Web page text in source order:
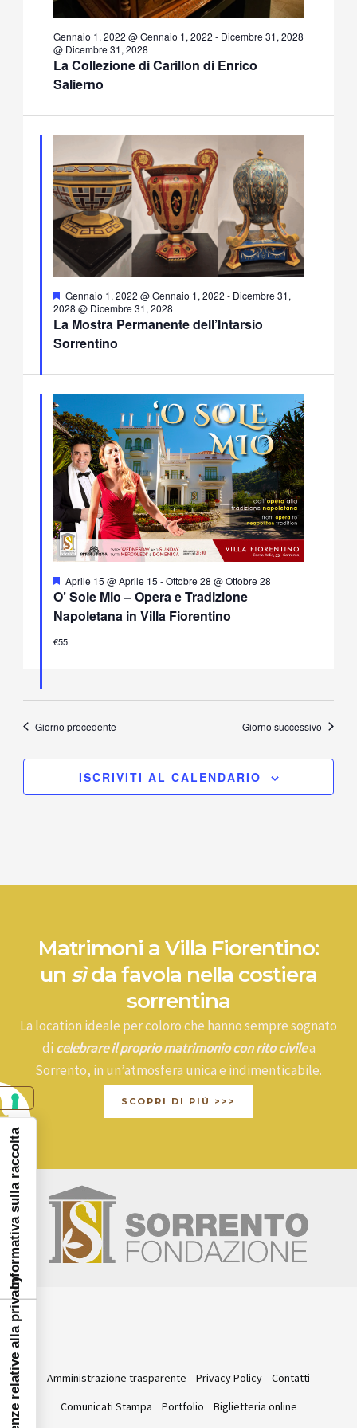
La Collezione di Carillon di Enrico
Salierno
Gennaio 1, 2022 @ Gennaio 1, 2022 - Dicembre 31, 2028
@ Dicembre 31, 2028
La Mostra Permanente dell’Intarsio
Sorrentino
Segnalati
Gennaio 1, 2022 @ Gennaio 1, 2022 - Dicembre 31,
2028 @ Dicembre 31, 2028
O’ Sole Mio – Opera e Tradizione
Napoletana in Villa Fiorentino
Segnalati
Aprile 15 @ Aprile 15 -Ottobre 28 @ Ottobre 28
€55
Giorno precedente Giorno successivo
ISCRIVITI AL CALENDARIO
Matrimoni a Villa Fiorentino:
un sìda favola nella costiera
sorrentina
La location ideale per coloro che hanno sempre sognato
di celebrare il proprio matrimonio con rito civilea
Sorrento, in un’atmosfera unica e indimenticabile.
SCOPRI DI PIÙ >>>
Amministrazione trasparente Privacy Policy
Contatti
Comunicati Stampa
Portfolio Biglietteria online
Informativa sulla raccolta